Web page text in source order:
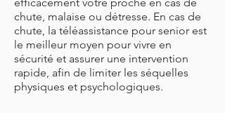
chute, malaise ou détresse. En cas de
chute, la téléassistance pour senior est
le meilleur moyen pour vivre en
sécurité et assurer une intervention
rapide, afin de limiter les séquelles
physiques et psychologiques.